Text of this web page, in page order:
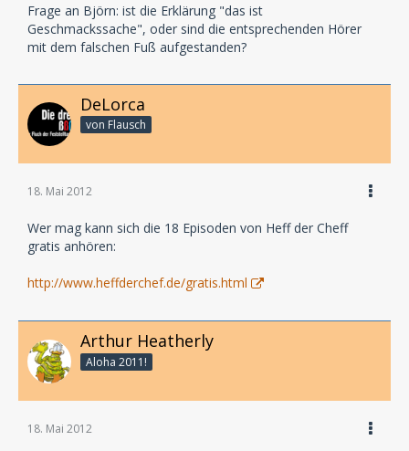
Frage an Björn: ist die Erklärung "das ist
Geschmackssache", oder sind die entsprechenden Hörer
mit dem falschen Fuß aufgestanden?
DeLorca
von Flausch
18. Mai 2012
Wer mag kann sich die 18 Episoden von Heff der Cheff
gratis anhören:
http://www.heffderchef.de/gratis.html
Arthur Heatherly
Aloha 2011!
18. Mai 2012